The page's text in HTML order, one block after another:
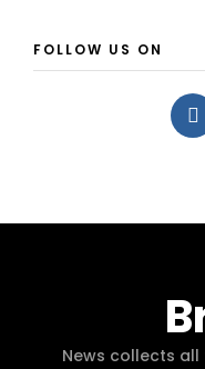
FOLLOW US ON
News collects